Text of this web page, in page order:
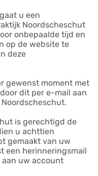
u een
Noordscheschut
onbepaalde tijd en
op de website te
deze
gewenst moment met
dit per e-mail aan
is gerechtigd de
u achttien
gemaakt van uw
een herinneringsmail
uw account